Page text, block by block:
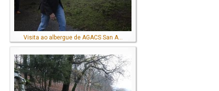
Visita ao albergue de AGACS San A...